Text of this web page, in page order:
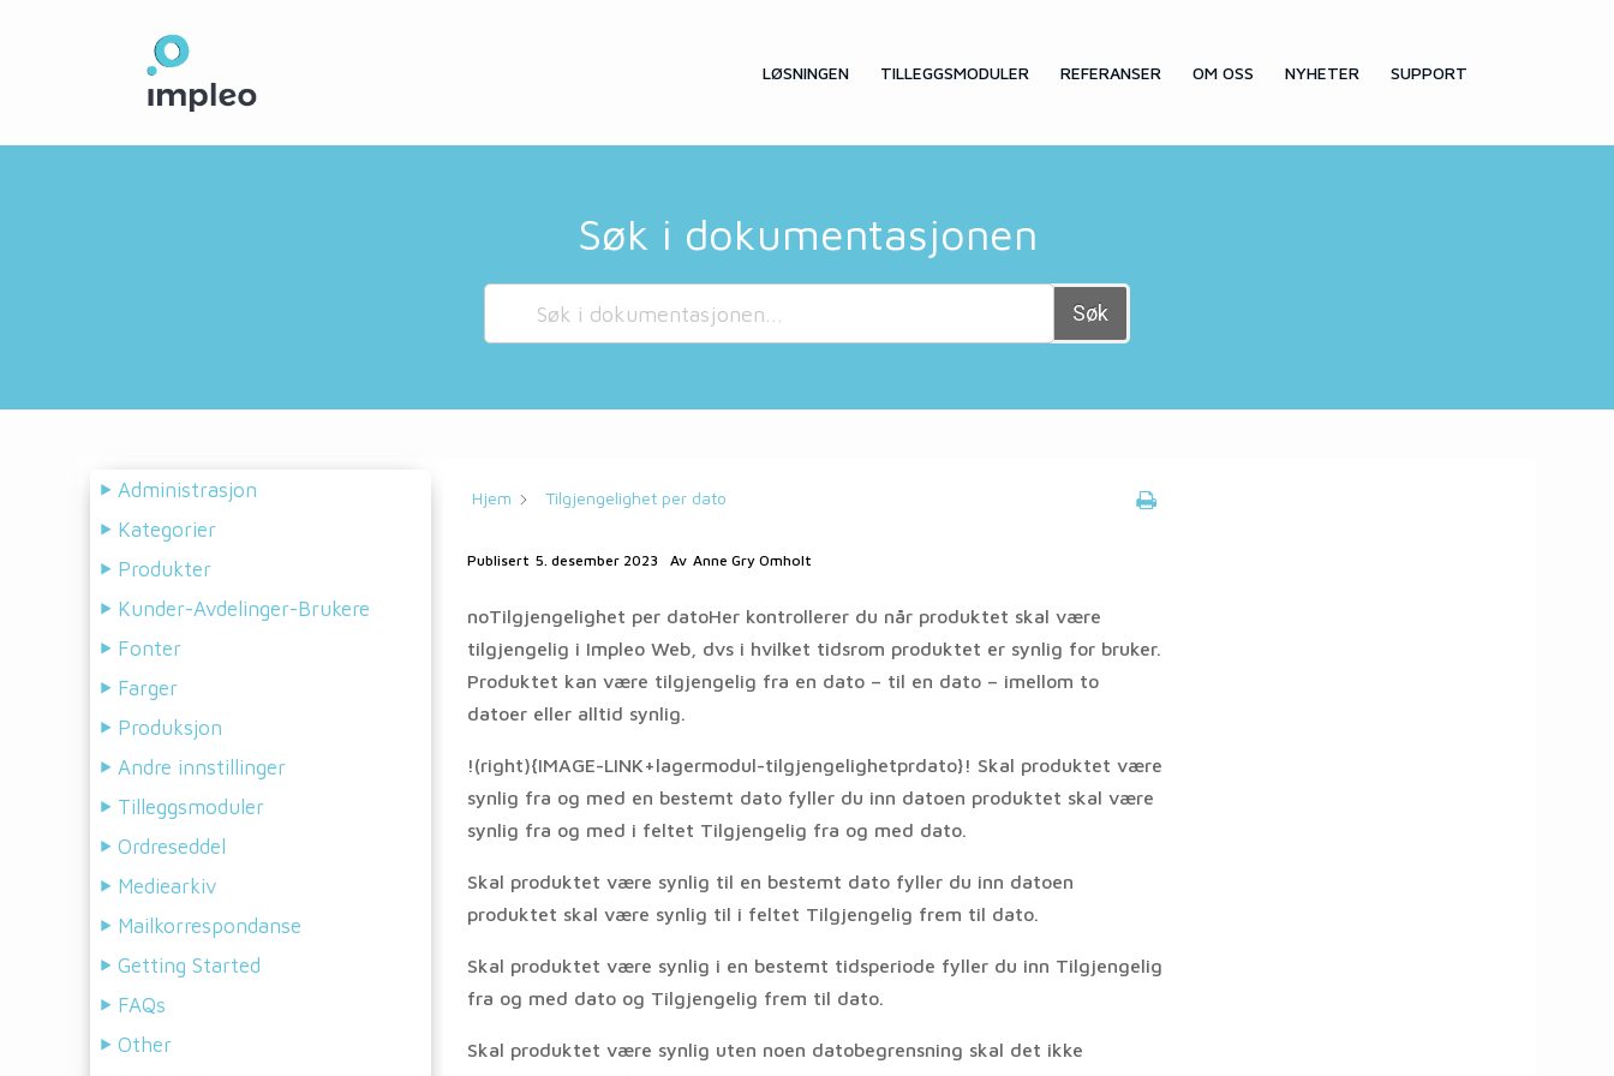
LØSNINGEN TILLEGGSMODULER REFERANSER OM OSS NYHETER SUPPORT
Søk i dokumentasjonen
Søk
Administrasjon
Kategorier
Produkter
Kunder-Avdelinger-Brukere
Fonter
Farger
Produksjon
Andre innstillinger
Tilleggsmoduler
Ordreseddel
Mediearkiv
Mailkorrespondanse
Getting Started
FAQs
Other
Hjem Tilgjengelighet per dato
Publisert 5. desember 2023 Av Anne Gry Omholt
noTilgjengelighet per datoHer kontrollerer du når produktet skal være
tilgjengelig i Impleo Web, dvs i hvilket tidsrom produktet er synlig for bruker.
Produktet kan være tilgjengelig fra en dato – til en dato – imellom to
datoer eller alltid synlig.
!(right){IMAGE-LINK+lagermodul-tilgjengelighetprdato}! Skal produktet være
synlig fra og med en bestemt dato fyller du inn datoen produktet skal være
synlig fra og med i feltet Tilgjengelig fra og med dato.
Skal produktet være synlig til en bestemt dato fyller du inn datoen
produktet skal være synlig til i feltet Tilgjengelig frem til dato.
Skal produktet være synlig i en bestemt tidsperiode fyller du inn Tilgjengelig
fra og med dato og Tilgjengelig frem til dato.
Skal produktet være synlig uten noen datobegrensning skal det ikke